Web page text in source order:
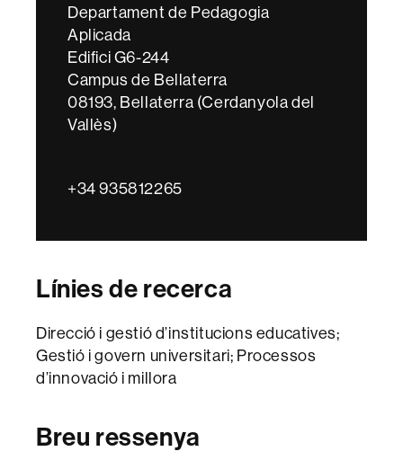
Departament de Pedagogia
Aplicada
Edifici G6-244
Campus de Bellaterra
08193, Bellaterra (Cerdanyola del
Vallès)
+34 935812265
Línies de recerca
Direcció i gestió d’institucions educatives;
Gestió i govern universitari; Processos
d’innovació i millora
Breu ressenya